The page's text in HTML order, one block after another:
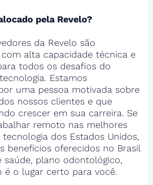
pela Revelo?
da Revelo são
alta capacidade técnica e
todos os desafios do
Estamos
uma pessoa motivada sobre
nossos clientes e que
crescer em sua carreira. Se
remoto nas melhores
dos Estados Unidos,
benefícios oferecidos no Brasil
saúde, plano odontológico,
é o lugar certo para você.